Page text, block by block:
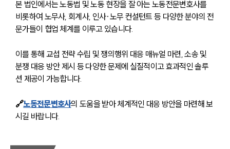
본 법인에서는 노동법 및 노동 현장을 잘 아는 노동전문변호사를
비롯하여 노무사, 회계사, 인사·노무 컨설턴트 등 다양한 분야의 전
문가들이 협업 체계를 이루고 있습니다.
이를 통해 교섭 전략 수립 및 쟁의행위 대응 매뉴얼 마련, 소송 및
분쟁 대응 방안 제시 등 다양한 문제에 실질적이고 효과적인 솔루
션 제공이 가능합니다.
🔗노동전문변호사의 도움을 받아 체계적인 대응 방안을 마련해 보
시길 바랍니다.